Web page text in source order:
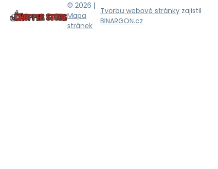
© 2026 |
Mapa
stránek
Tvorbu webové stránky zajistil
BINARGON.cz